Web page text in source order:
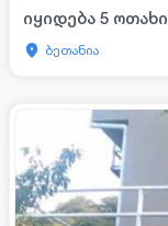
იყიდება 5
ბეთანია